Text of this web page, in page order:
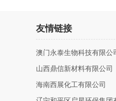
友情链接
澳门永泰生物科技有限公
山西鼎信新材料有限公司
海南西展化工有限公司